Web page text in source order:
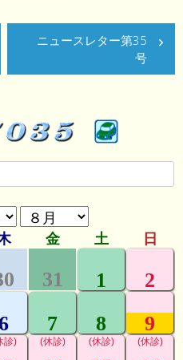
ニュースレター第35
号